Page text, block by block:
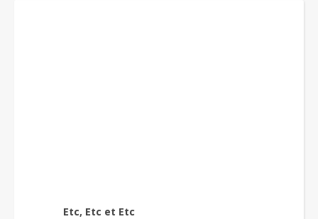
Etc, Etc et Etc